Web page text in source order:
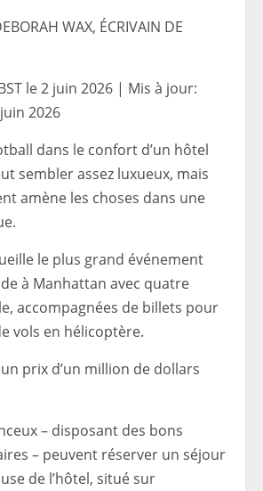
WAX, ÉCRIVAIN DE
le 2 juin 2026 | Mis à jour:
2026
dans le confort d’un hôtel
sembler assez luxueux, mais
amène les choses dans une
le plus grand événement
à Manhattan avec quatre
accompagnées de billets pour
vols en hélicoptère.
prix d’un million de dollars
– disposant des bons
– peuvent réserver un séjour
de l’hôtel, situé sur